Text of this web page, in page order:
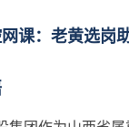
课：老黄选岗